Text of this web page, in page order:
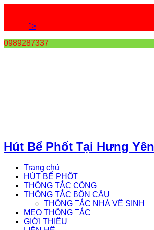
">
0989287337
Hút Bể Phốt Tại Hưng Yên
Trang chủ
HÚT BỂ PHỐT
THÔNG TẮC CỐNG
THÔNG TẮC BỒN CẦU
THÔNG TẮC NHÀ VỆ SINH
MẸO THÔNG TẮC
GIỚI THIỆU